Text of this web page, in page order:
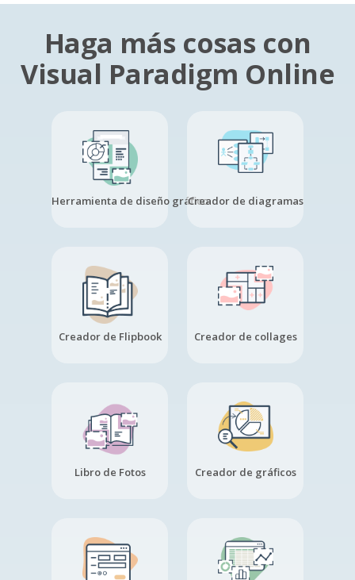
Haga más cosas con
Visual Paradigm Online
Herramienta de diseño gráficoCreador de diagramas
Creador de Flipbook Creador de collages
Libro de Fotos Creador de gráficos